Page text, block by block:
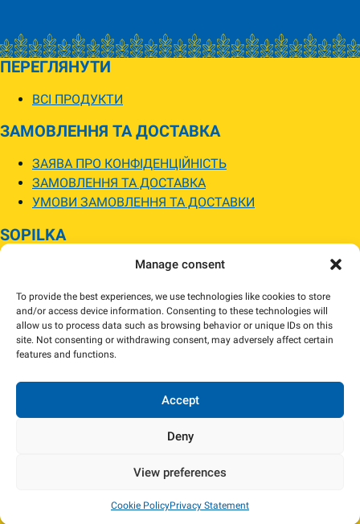
Manage consent
To provide the best experiences, we use technologies like cookies to store
and/or access device information. Consenting to these technologies will
allow us to process data such as browsing behavior or unique IDs on this
site. Not consenting or withdrawing consent, may adversely affect certain
features and functions.
Accept
Deny
View preferences
Cookie PolicyPrivacy Statement
ПЕРЕГЛЯНУТИ
ВСІ ПРОДУКТИ
ЗАМОВЛЕННЯ ТА ДОСТАВКА
ЗАЯВА ПРО КОНФІДЕНЦІЙНІСТЬ
ЗАМОВЛЕННЯ ТА ДОСТАВКА
УМОВИ ЗАМОВЛЕННЯ ТА ДОСТАВКИ
SOPILKA
МАГАЗИНИ SOPILKA
НОВИНИ
Зображення товарів на вебсайті можуть відрізнятися від їхнього
За потреби ми зв’яжемося та погодимо заміну.
Copyright 2024 Sopilka.fi – Всі права захищені